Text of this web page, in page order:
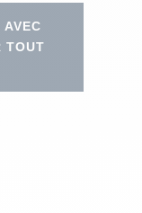
AVEC
TOUT